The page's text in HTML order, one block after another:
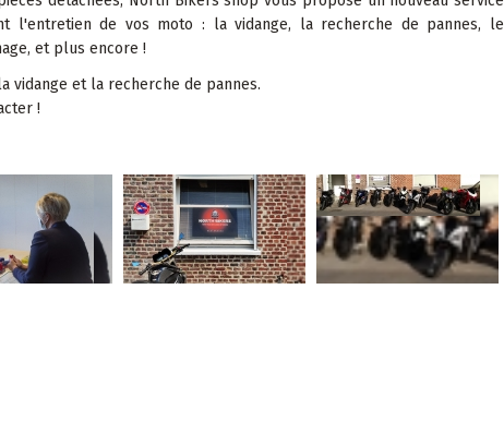
l'entretien de vos moto : la vidange, la recherche de pannes, le
et plus encore !
vidange et la recherche de pannes.
!